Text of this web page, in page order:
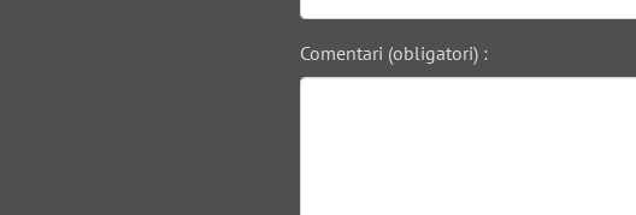
Comentari (obligatori) :